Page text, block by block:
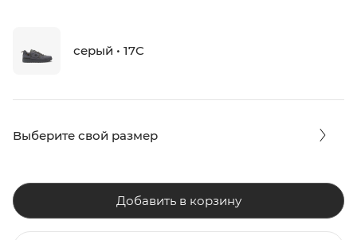
серый • 17C
Выберите свой размер
Добавить в корзину